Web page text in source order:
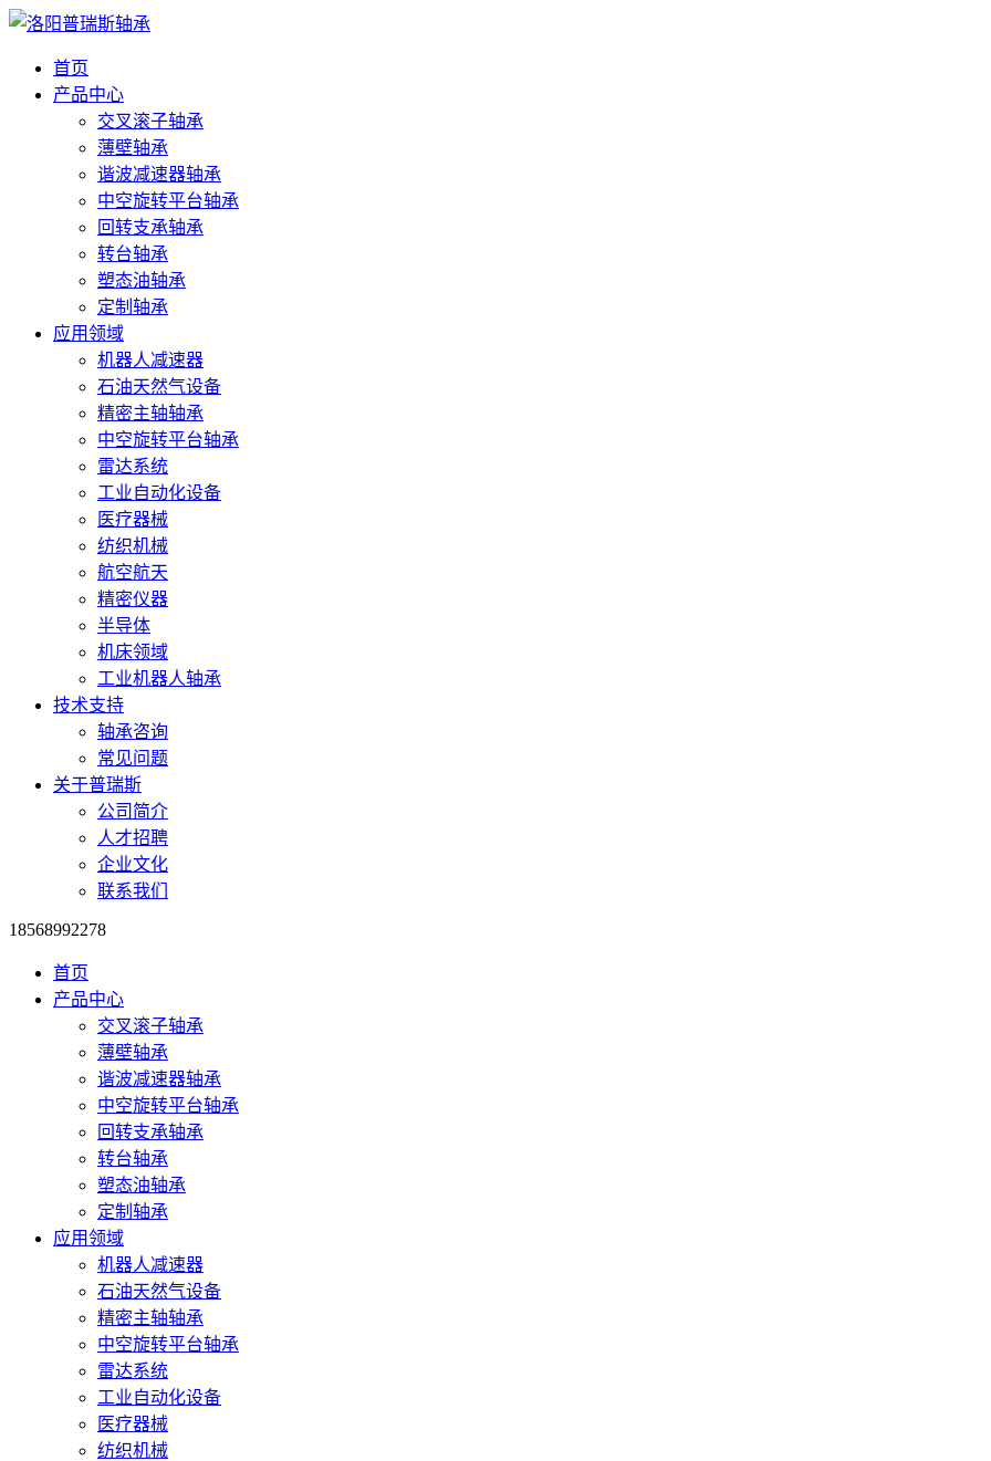
首页
产品中心
交叉滚子轴承
薄壁轴承
谐波减速器轴承
中空旋转平台轴承
回转支承轴承
转台轴承
塑态油轴承
定制轴承
应用领域
机器人减速器
石油天然气设备
精密主轴轴承
中空旋转平台轴承
雷达系统
工业自动化设备
医疗器械
纺织机械
航空航天
精密仪器
半导体
机床领域
工业机器人轴承
技术支持
轴承咨询
常见问题
关于普瑞斯
公司简介
人才招聘
企业文化
联系我们
18568992278
首页
产品中心
交叉滚子轴承
薄壁轴承
谐波减速器轴承
中空旋转平台轴承
回转支承轴承
转台轴承
塑态油轴承
定制轴承
应用领域
机器人减速器
石油天然气设备
精密主轴轴承
中空旋转平台轴承
雷达系统
工业自动化设备
医疗器械
纺织机械